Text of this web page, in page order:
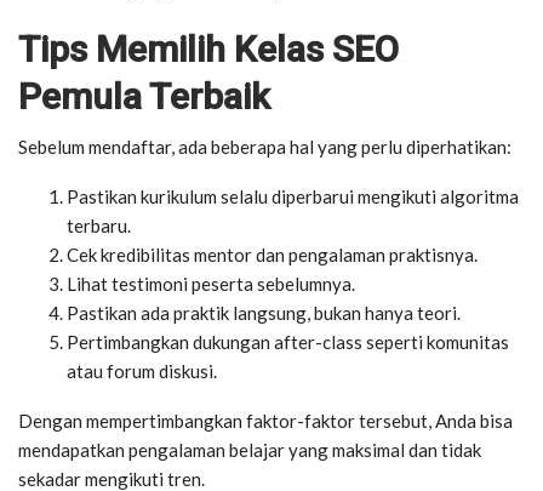
Tips Memilih Kelas SEO
Pemula Terbaik
Sebelum mendaftar, ada beberapa hal yang perlu diperhatikan:
Pastikan kurikulum selalu diperbarui mengikuti algoritma
terbaru.
Cek kredibilitas mentor dan pengalaman praktisnya.
Lihat testimoni peserta sebelumnya.
Pastikan ada praktik langsung, bukan hanya teori.
Pertimbangkan dukungan after-class seperti komunitas
atau forum diskusi.
Dengan mempertimbangkan faktor-faktor tersebut, Anda bisa
mendapatkan pengalaman belajar yang maksimal dan tidak
sekadar mengikuti tren.